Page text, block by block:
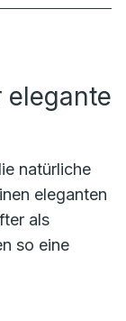
natürliche
eleganten
als
so eine